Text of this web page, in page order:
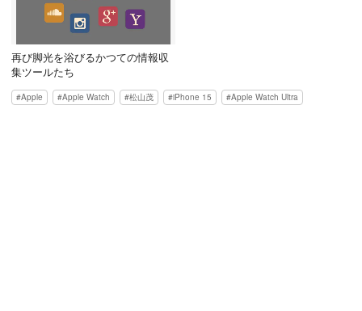
再び脚光を浴びるかつての情報収
集ツールたち
Apple Apple Watch 松山茂 iPhone 15 Apple Watch Ultra